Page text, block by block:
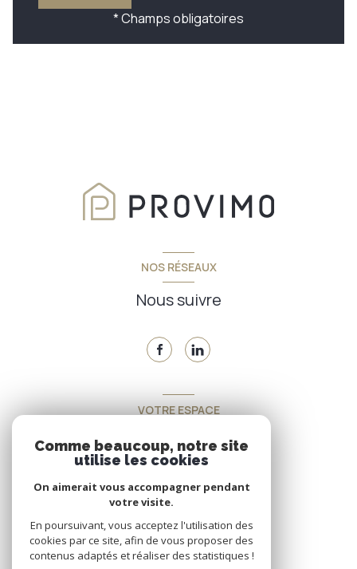
* Champs obligatoires
NOS RÉSEAUX
Nous suivre
VOTRE ESPACE
Espace propriétaire
SE CONNECTER
Comme beaucoup, notre site
utilise les cookies
On aimerait vous accompagner pendant
votre visite.
En poursuivant, vous acceptez l'utilisation des
cookies par ce site, afin de vous proposer des
contenus adaptés et réaliser des statistiques !